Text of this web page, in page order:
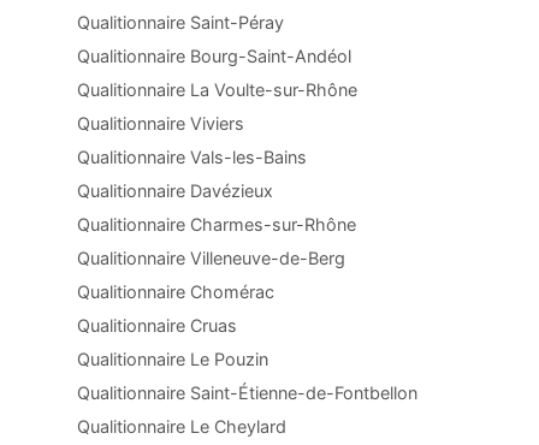
Qualitionnaire Saint-Péray
Qualitionnaire Bourg-Saint-Andéol
Qualitionnaire La Voulte-sur-Rhône
Qualitionnaire Viviers
Qualitionnaire Vals-les-Bains
Qualitionnaire Davézieux
Qualitionnaire Charmes-sur-Rhône
Qualitionnaire Villeneuve-de-Berg
Qualitionnaire Chomérac
Qualitionnaire Cruas
Qualitionnaire Le Pouzin
Qualitionnaire Saint-Étienne-de-Fontbellon
Qualitionnaire Le Cheylard